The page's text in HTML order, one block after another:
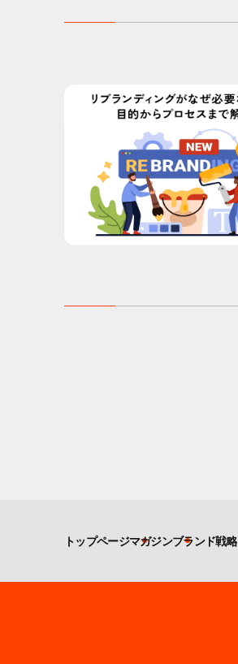
トップページマガジンブランド戦略